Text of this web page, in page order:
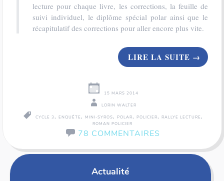
lecture pour chaque livre, les corrections, la feuille de
suivi individuel, le diplôme spécial polar ainsi que le
récapitulatif des corrections pour aller encore plus vite.
LIRE LA SUITE →
15 MARS 2014
LORIN WALTER
CYCLE 3 , ENQUÊTE , MINI-SYROS, POLAR, POLICIER, RALLYE LECTURE ,
ROMAN POLICIER
78 COMMENTAIRES
Actualité